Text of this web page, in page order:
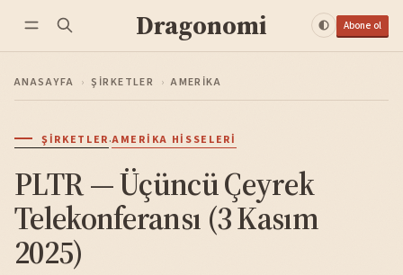
Dragonomi Abone ol
ANASAYFA › ŞIRKETLER › AMERIKA
ŞIRKETLER·AMERIKA HISSELERI
PLTR — Üçüncü Çeyrek
Telekonferansı (3 Kasım
2025)